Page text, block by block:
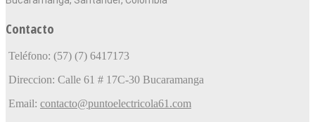
Contacto
Teléfono: (57) (7) 6417173
Direccion: Calle 61 # 17C-30 Bucaramanga
Email: contacto@puntoelectricola61.com